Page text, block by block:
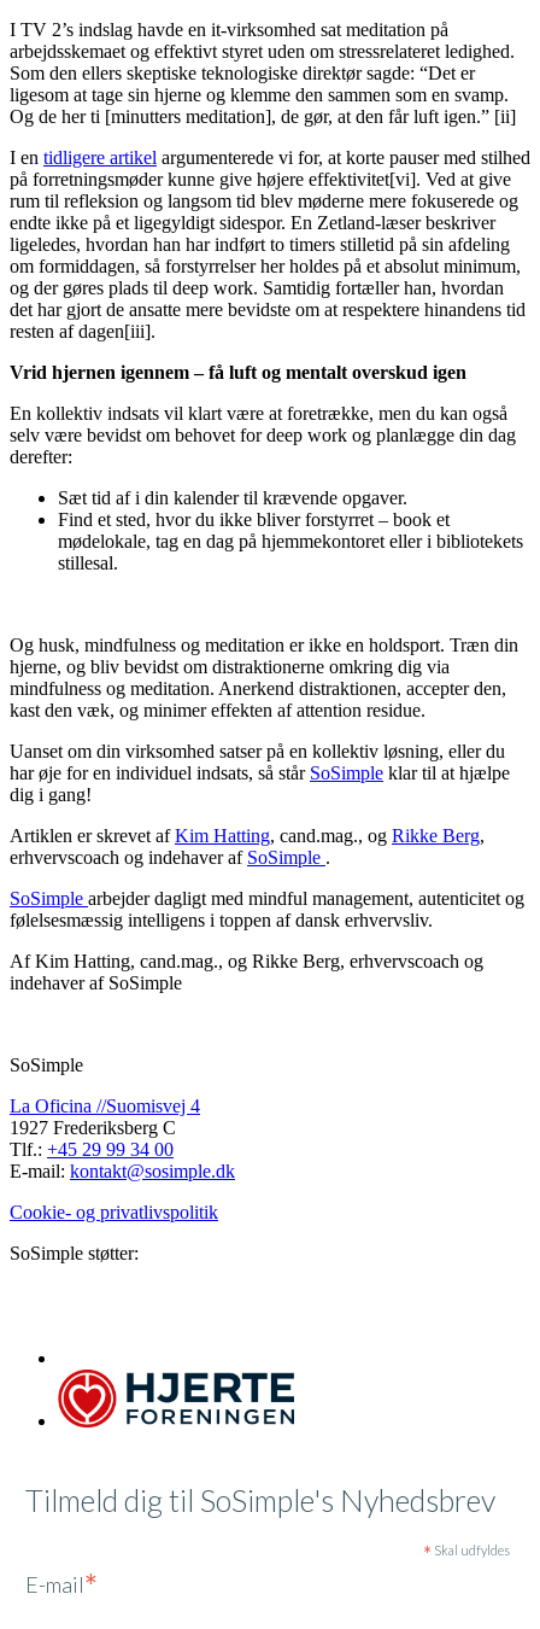
I TV 2’s indslag havde en it-virksomhed sat meditation på
arbejdsskemaet og effektivt styret uden om stressrelateret ledighed.
Som den ellers skeptiske teknologiske direktør sagde: “Det er
ligesom at tage sin hjerne og klemme den sammen som en svamp.
Og de her ti [minutters meditation], de gør, at den får luft igen.” [ii]
I en tidligere artikel argumenterede vi for, at korte pauser med stilhed
på forretningsmøder kunne give højere effektivitet[vi]. Ved at give
rum til refleksion og langsom tid blev møderne mere fokuserede og
endte ikke på et ligegyldigt sidespor. En Zetland-læser beskriver
ligeledes, hvordan han har indført to timers stilletid på sin afdeling
om formiddagen, så forstyrrelser her holdes på et absolut minimum,
og der gøres plads til deep work. Samtidig fortæller han, hvordan
det har gjort de ansatte mere bevidste om at respektere hinandens tid
resten af dagen[iii].
Vrid hjernen igennem – få luft og mentalt overskud igen
En kollektiv indsats vil klart være at foretrække, men du kan også
selv være bevidst om behovet for deep work og planlægge din dag
derefter:
Sæt tid af i din kalender til krævende opgaver.
Find et sted, hvor du ikke bliver forstyrret – book et
mødelokale, tag en dag på hjemmekontoret eller i bibliotekets
stillesal.
Og husk, mindfulness og meditation er ikke en holdsport. Træn din
hjerne, og bliv bevidst om distraktionerne omkring dig via
mindfulness og meditation. Anerkend distraktionen, accepter den,
kast den væk, og minimer effekten af attention residue.
Uanset om din virksomhed satser på en kollektiv løsning, eller du
har øje for en individuel indsats, så står SoSimple klar til at hjælpe
dig i gang!
Artiklen er skrevet afKim Hatting, cand.mag., og Rikke Berg,
erhvervscoach og indehaver af SoSimple .
SoSimple arbejder dagligt med mindful management, autenticitet og
følelsesmæssig intelligens i toppen af dansk erhvervsliv.
Af Kim Hatting, cand.mag., og Rikke Berg, erhvervscoach og
indehaver af SoSimple
SoSimple
La Oficina //Suomisvej 4
1927 Frederiksberg C
Tlf.: +45 29 99 34 00
E-mail: kontakt@sosimple.dk
Cookie- og privatlivspolitik
SoSimple støtter:
Tilmeld dig til SoSimple's Nyhedsbrev
* Skal udfyldes
E-mail*